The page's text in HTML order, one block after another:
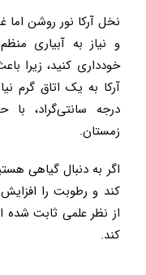
نخل آرکا نور روشن اما
و نیاز به آبیاری
خودداری کنید، زیرا
زمستان.
اگر به دنبال گیاهی
کند و رطوبت را
از نظر علمی ثابت
کند.